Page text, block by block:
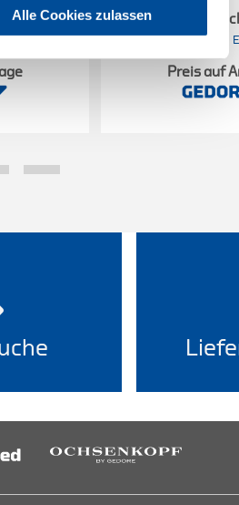
Alle Cookies zulassen
mm
Ersatzstiel
8588110
Preis auf